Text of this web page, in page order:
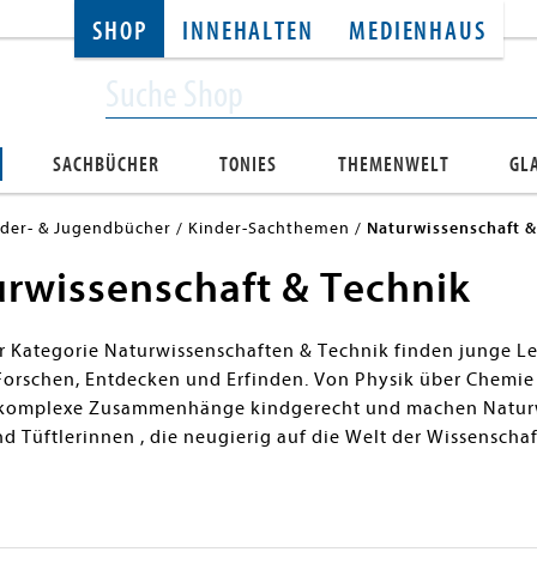
SHOP INNEHALTEN MEDIENHAUS
SACHBÜCHER TONIES THEMENWELT
& Jugendbücher Kinder-Sachthemen Naturwissenschaft
& Technik
Kategorie Naturwissenschaften & Technik finden junge
Entdecken und Erfinden. Von Physik über
Zusammenhänge kindgerecht und machen
Tüftlerinnen , die neugierig auf die Welt der